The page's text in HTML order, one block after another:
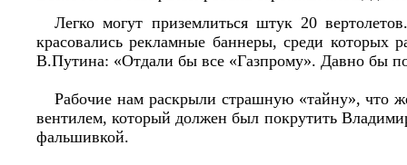
Легко могут приземлиться штук 20
красовались рекламные баннеры, среди которых
В.Путина: «Отдали бы все «Газпрому». Давно бы
Рабочие нам раскрыли страшную «тайну», что
вентилем, который должен был покрутить
фальшивкой.